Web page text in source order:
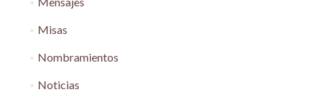
Misas
Nombramientos
Noticias